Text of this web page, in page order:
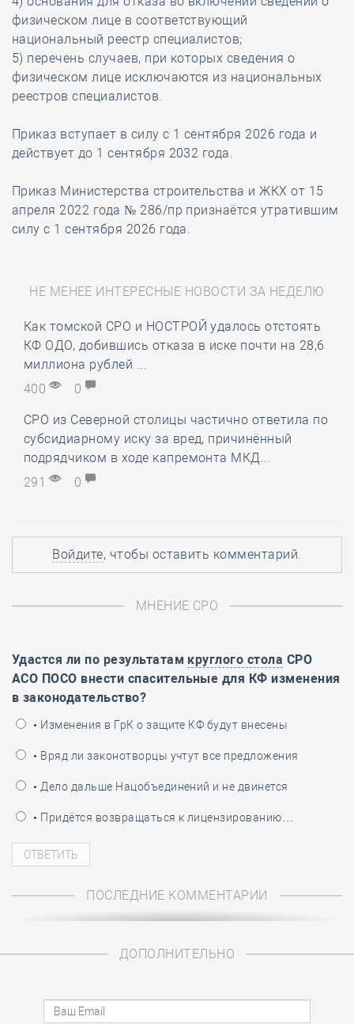
физическом лице в соответствующий
национальный реестр специалистов;
5) перечень случаев, при которых сведения о
физическом лице исключаются из национальных
реестров специалистов.
Приказ вступает в силу с 1 сентября 2026 года и
действует до 1 сентября 2032 года.
Приказ Министерства строительства и ЖКХ от 15
апреля 2022 года № 286/пр признаётся утратившим
силу с 1 сентября 2026 года.
НЕ МЕНЕЕ ИНТЕРЕСНЫЕ НОВОСТИ ЗА НЕДЕЛЮ
Как томской СРО и НОСТРОЙ удалось отстоять
КФ ОДО, добившись отказа в иске почти на 28,6
миллиона рублей ...
400
0
СРО из Северной столицы частично ответила по
субсидиарному иску за вред, причинённый
подрядчиком в ходе капремонта МКД...
291
0
Войдите, чтобы оставить комментарий.
МНЕНИЕ СРО
Удастся ли по результатам круглого стола СРО
АСО ПОСО внести спасительные для КФ изменения
в законодательство?
• Изменения в ГрК о защите КФ будут внесены
• Вряд ли законотворцы учтут все предложения
• Дело дальше Нацобъединений и не двинется
• Придётся возвращаться к лицензированию…
ПОСЛЕДНИЕ КОММЕНТАРИИ
ДОПОЛНИТЕЛЬНО